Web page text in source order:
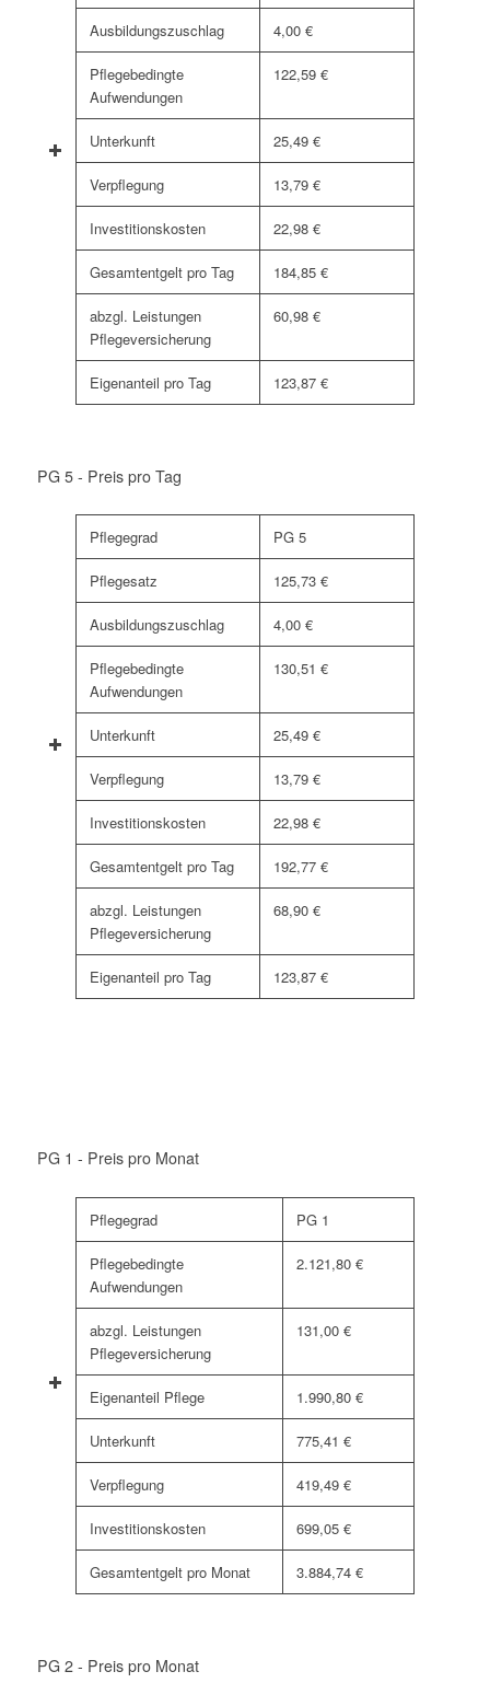
Ausbildungszuschlag 4,00 €
Pflegebedingte
Aufwendungen
122,59 €
Unterkunft 25,49 €
Verpflegung 13,79 €
Investitionskosten 22,98 €
Gesamtentgelt pro Tag 184,85 €
abzgl. Leistungen
Pflegeversicherung
60,98 €
Eigenanteil pro Tag 123,87 €
PG 5 - Preis pro Tag
Pflegegrad PG 5
Pflegesatz 125,73 €
Ausbildungszuschlag 4,00 €
Pflegebedingte
Aufwendungen
130,51 €
Unterkunft 25,49 €
Verpflegung 13,79 €
Investitionskosten 22,98 €
Gesamtentgelt pro Tag 192,77 €
abzgl. Leistungen
Pflegeversicherung
68,90 €
Eigenanteil pro Tag 123,87 €
PG 1 - Preis pro Monat
Pflegegrad PG 1
Pflegebedingte
Aufwendungen
2.121,80 €
abzgl. Leistungen
Pflegeversicherung
131,00 €
Eigenanteil Pflege 1.990,80 €
Unterkunft 775,41 €
Verpflegung 419,49 €
Investitionskosten 699,05 €
Gesamtentgelt pro Monat 3.884,74 €
PG 2 - Preis pro Monat